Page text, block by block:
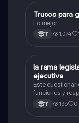
Química
Trucos para
Lo mejor
11 1,074
LSociales/Historia
la rama
ejecutiva
Este
funciones y
legislativa,
11 136 0